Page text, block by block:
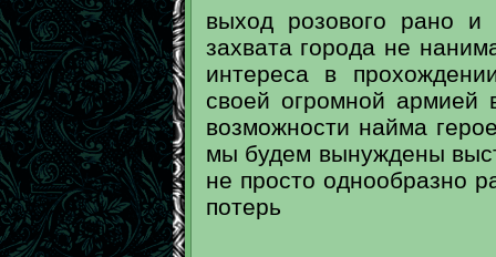
выход розового рано и
захвата города не
интереса в
своей огромной
возможности найма
мы будем вынуждены
не просто однообразно
потерь